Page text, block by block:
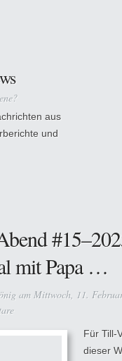
aus
und
mit Papa …
am Mittwoch, 11.
Für Till-
dieser